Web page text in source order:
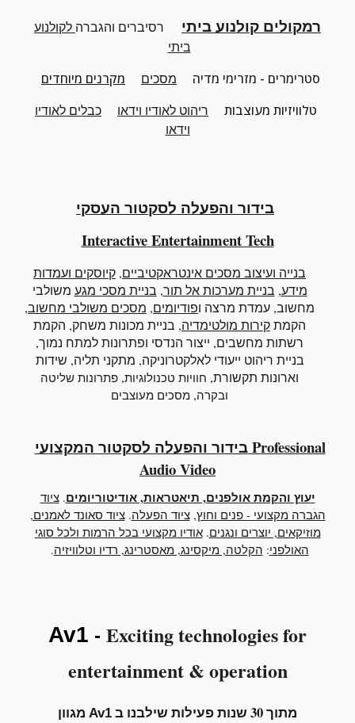
רמקולים קולנוע ביתי רסיברים והגברה לקולנוע
ביתי
סטרימרים - מזרימי מדיה מסכים
מקרנים מיוחדים
טלוויזיות מעוצבות
ריהוט לאודיו וידאו
כבלים לאודיו
וידאו
בידור והפעלה לסקטור העסקי
Interactive Entertainment Tech
בנייה ועיצוב מסכים אינטראקטיביים, קיוסקים ועמדות
מידע, בניית מערכות אל תור, בניית מסכי מגע משולבי
מחשוב, עמדת מרצה ופודיומים, מסכים משולבי מחשוב,
הקמתקירות מולטימדיה, בניית מכונות משחק, הקמת
רשתות מחשבים, ייצור הנדסי ופתרונות למתח נמוך,
בניית ריהוט ייעודי לאלקטרוניקה, מתקני תליה, שידות
וארונות תקשורת, חוויות טכנולוגיות, פתרונות שליטה
ובקרה, מסכים מעוצבים
בידור והפעלה לסקטור המקצועי Professional
Audio Video
יעוץ והקמת אולפנים, תיאטראות, אודיטוריומים.ציוד
הגברה מקצועי - פנים וחוץ,ציוד הפעלה.ציוד סאונד לאמנים,
מוזיקאים, יוצרים ונגנים.אודיו מקצועי בכל הרמות ולכל סוגי
האולפני: הקלטה, מיקסינג, מאסטרינג, רדיו וטלוויזיה.
Av1 - Exciting technologies for
entertainment & operation
מתוך 30 שנות פעילות שילבנו ב Av1 מגוון